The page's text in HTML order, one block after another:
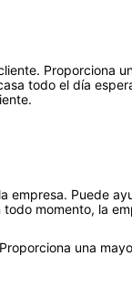
Proporciona
todo el día
Puede
momento, la
Proporciona una